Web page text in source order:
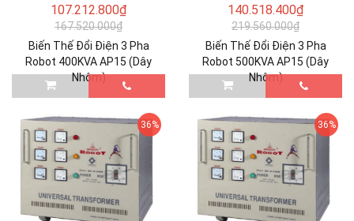
107.212.800₫
167.520.000₫
Biến Thế Đổi Điện 3 Pha
Robot 400KVA AP15 (Dây
Nhôm)
140.518.400₫
219.560.000₫
Biến Thế Đổi Điện 3 Pha
Robot 500KVA AP15 (Dây
Nhôm)
36% 36%